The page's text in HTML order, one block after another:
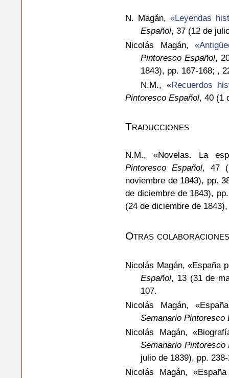
N. Magán,«Leyendas
Español, 37 (12 de
Nicolás Magán,
Pintoresco Español,
1843), pp. 167-168; ,
N.M., «Recuerdos
Pintoresco Español, 40 (1
Traducciones
N.M., «Novelas. La
Pintoresco Español, 47
noviembre de 1843), pp.
de diciembre de 1843),
(24 de diciembre de
Otras
Nicolás Magán, «España
Español, 13 (31 de
107.
Nicolás Magán,
SemanarioPintoresco
Nicolás Magán,
Semanario Pintoresco
julio de 1839), pp.
Nicolás Magán,